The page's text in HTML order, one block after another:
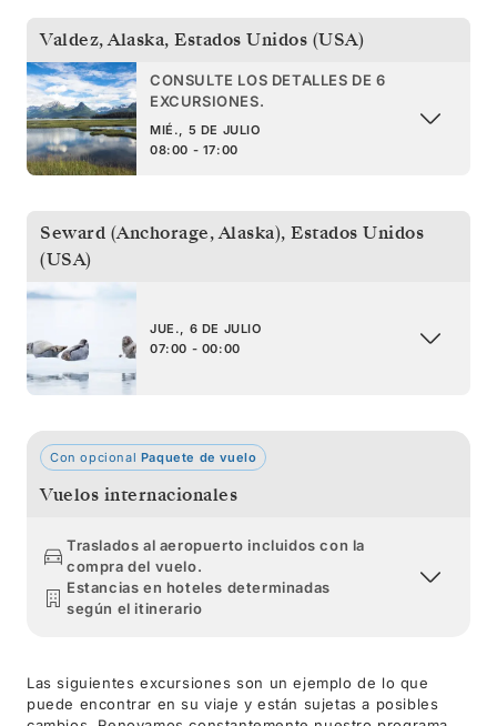
Valdez, Alaska, Estados Unidos (USA)
CONSULTE LOS DETALLES DE 6
EXCURSIONES.
MIÉ., 5 DE JULIO
08:00 - 17:00
Seward (Anchorage, Alaska), Estados Unidos
(USA)
JUE., 6 DE JULIO
07:00 - 00:00
Con opcional Paquete de vuelo
Vuelos internacionales
Traslados al aeropuerto incluidos con la
compra del vuelo.
Estancias en hoteles determinadas
según el itinerario
Las siguientes excursiones son un ejemplo de lo que
puede encontrar en su viaje y están sujetas a posibles